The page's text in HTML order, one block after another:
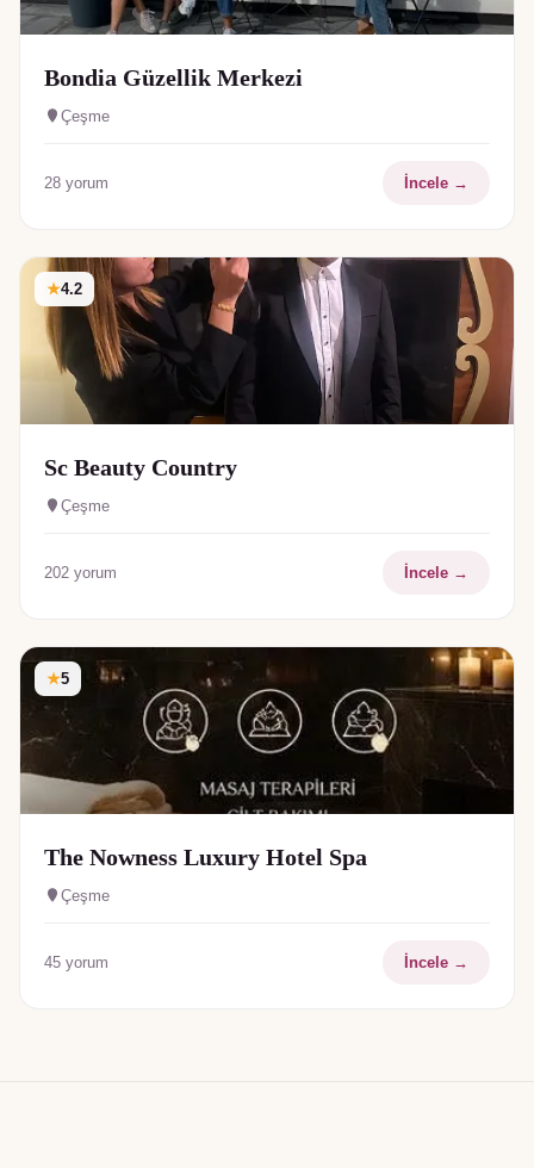
Bondia Güzellik Merkezi
Çeşme
28 yorum İncele →
★4.2
Sc Beauty Country
Çeşme
202 yorum İncele →
★5
The Nowness Luxury Hotel Spa
Çeşme
45 yorum İncele →